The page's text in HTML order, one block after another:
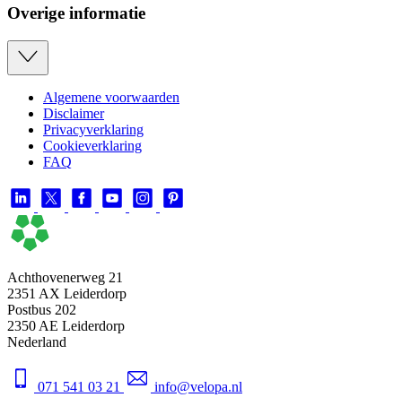
Overige informatie
Algemene voorwaarden
Disclaimer
Privacyverklaring
Cookieverklaring
FAQ
Achthovenerweg 21
2351 AX Leiderdorp
Postbus 202
2350 AE Leiderdorp
Nederland
071 541 03 21
info@velopa.nl